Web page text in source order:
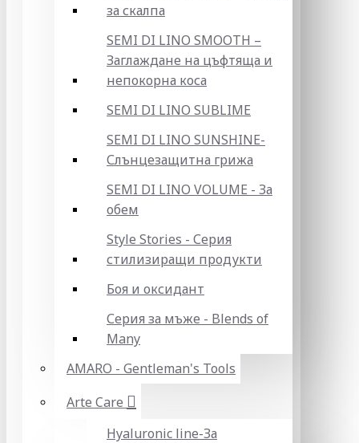
за скалпа
SEMI DI LINO SMOOTH –
Заглаждане на цъфтяща и
непокорна коса
SEMI DI LINO SUBLIME
SEMI DI LINO SUNSHINE-
Слънцезащитна грижа
SEMI DI LINO VOLUME - За
обем
Style Stories - Серия
стилизиращи продукти
Боя и оксидант
Серия за мъже - Blends of
Many
AMARO - Gentleman's Tools
Arte Care
Hyaluronic line-За